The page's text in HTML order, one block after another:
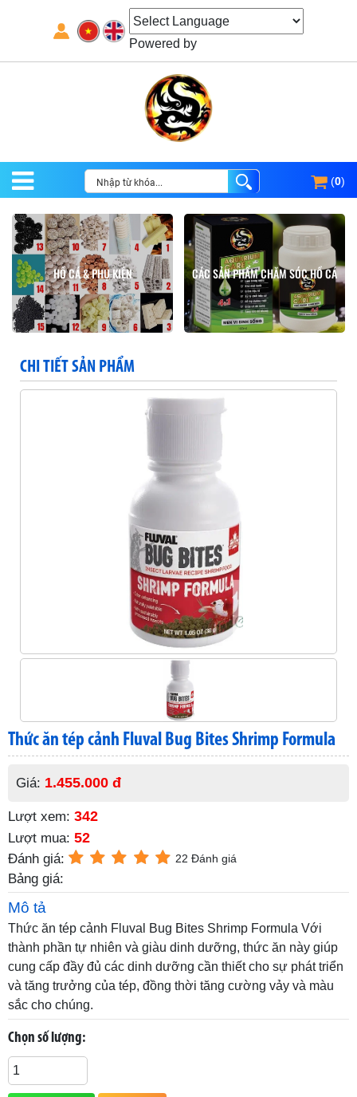
Powered by
(0)
HỒ CÁ & PHỤ KIỆN CÁC SẢN PHẨM CHĂM SÓC HỒ CÁ
CHI TIẾT SẢN PHẨM
Thức ăn tép cảnh Fluval Bug Bites Shrimp Formula
Giá: 1.455.000 đ
Lượt xem: 342
Lượt mua: 52
Đánh giá: 22 Đánh giá
Bảng giá:
Mô tả
Thức ăn tép cảnh Fluval Bug Bites Shrimp Formula Với
thành phần tự nhiên và giàu dinh dưỡng, thức ăn này giúp
cung cấp đầy đủ các dinh dưỡng cần thiết cho sự phát triển
và tăng trưởng của tép, đồng thời tăng cường vảy và màu
sắc cho chúng.
Chọn số lượng: